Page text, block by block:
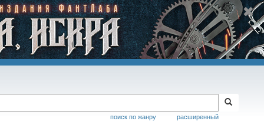
расширенный
поиск по жанру